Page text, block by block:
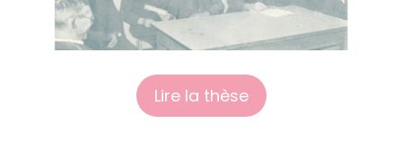
Lire la thèse